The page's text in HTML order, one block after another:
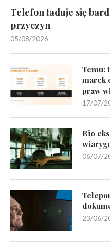
Telefon ładuje się
przyczyn
05/08/2026
Temu:
marek
praw
17/07/
Bio
06/07/
23/06/